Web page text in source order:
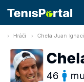
Hráči Chela Juan
46